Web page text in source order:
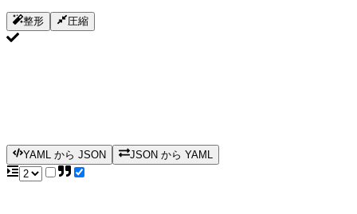
整形 圧縮
YAML から JSON JSON から YAML